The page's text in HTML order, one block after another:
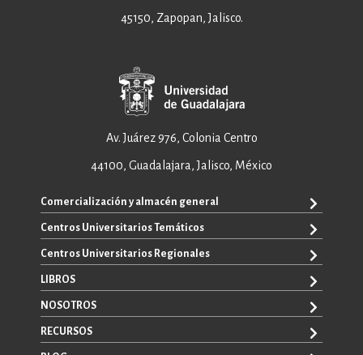
45150, Zapopan, Jalisco.
Av. Juárez 976, Colonia Centro
44100, Guadalajara, Jalisco, México
Comercialización y almacén general
+52 33 3640 6326
+52 33 3640 4595
ventas@editorial.udg.mx
WhatsApp: +52 33 1433 6869
Centros Universitarios Temáticos
CUAAD
CUCEA
CUCBA
CUCEI
Centros Universitarios Regionales
CUALTOS
CUCHAPALA
CUCOSTA
LIBROS
TODOS LOS LIBROS
E-BOOKS
NOSOTROS
SOBRE NOSOTROS
RECURSOS